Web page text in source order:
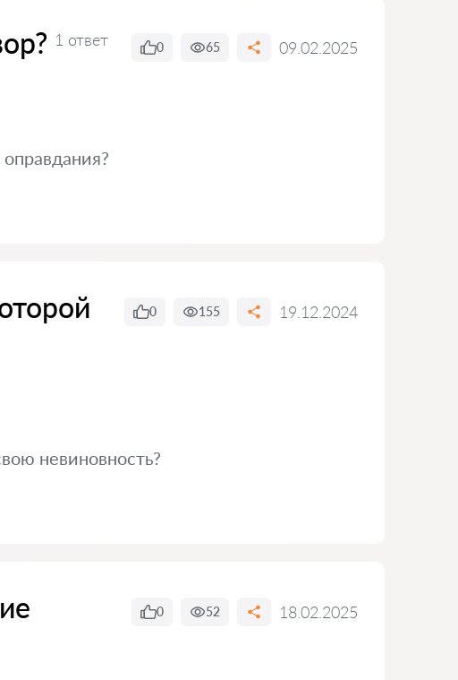
1 ответ 0 65 09.02.2025
0 155 19.12.2024
невиновность?
0 52 18.02.2025